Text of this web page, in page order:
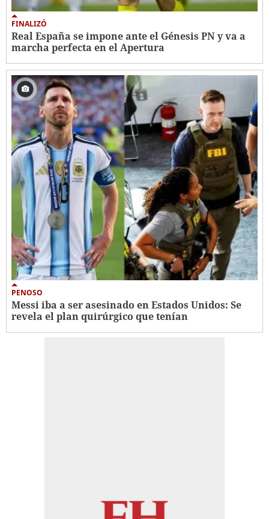
FINALIZÓ
Real España se impone ante el Génesis PN y va a
marcha perfecta en el Apertura
PENOSO
Messi iba a ser asesinado en Estados Unidos: Se
revela el plan quirúrgico que tenían